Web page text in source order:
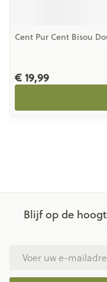
Cent Pur Cent Bisou
€ 19,99
Blijf op de